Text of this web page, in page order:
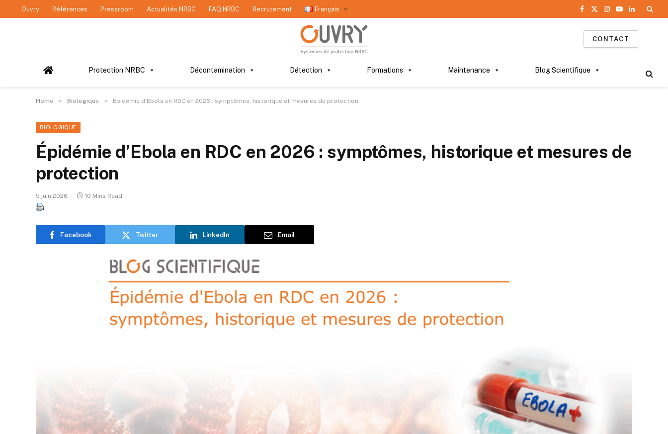
Ouvry Références Pressroom Actualités NRBC FAQ NRBC Recrutement Français
Facebook
X
(Twitter)
Instagram
YouTube
LinkedIn
CONTACT
Protection NRBC Décontamination Détection Formations Maintenance Blog Scientifique
Home » Biologique » Épidémie d’Ebola en RDC en 2026 : symptômes, historique et mesures de protection
BIOLOGIQUE
Épidémie d’Ebola en RDC en 2026 : symptômes, historique et mesures de
protection
5 juin 2026 10 Mins Read
Facebook Twitter LinkedIn Email